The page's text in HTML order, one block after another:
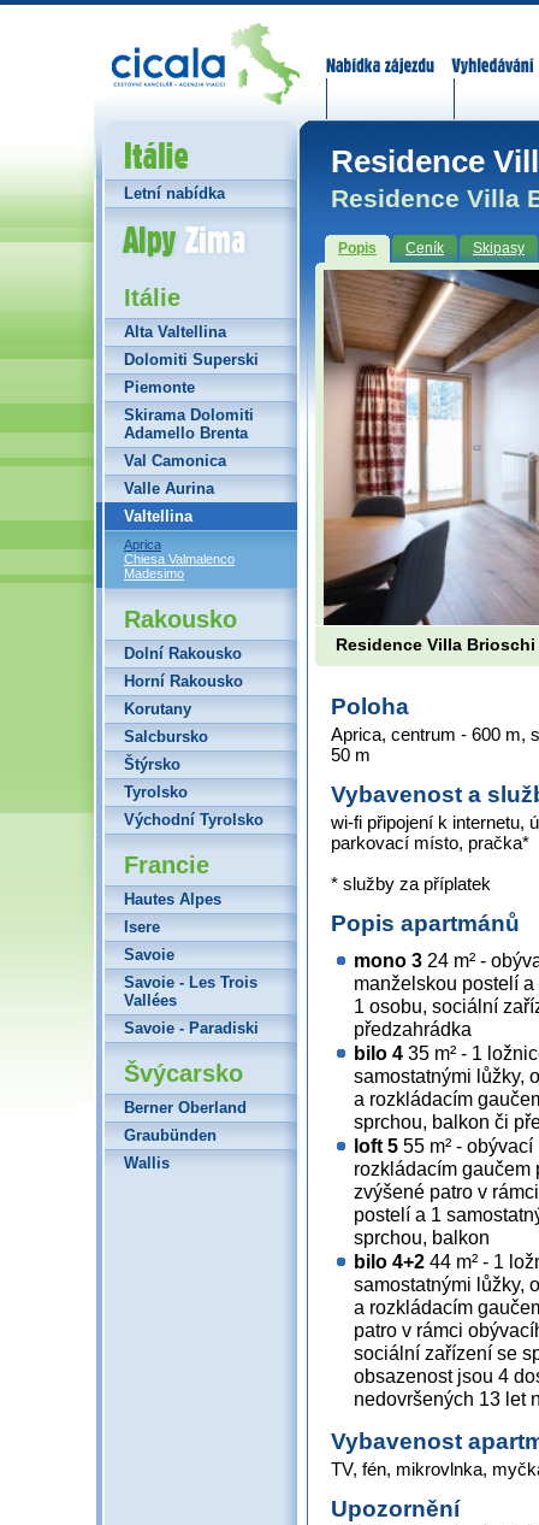
Residence
Residence Villa
Popis Ceník Skipasy
Residence Villa Brioschi
Poloha
Aprica, centrum - 600 m,
50 m
Vybavenost a
wi-fi připojení k internetu,
parkovací místo, pračka*
* služby za příplatek
Popis apartmánů
mono 3 24 m² -
manželskou postelí
1 osobu, sociální
předzahrádka
bilo 4 35 m² - 1
samostatnými lůžky,
a rozkládacím
sprchou, balkon či
loft 5 55 m² -
rozkládacím gaučem
zvýšené patro v
postelí a 1
sprchou, balkon
bilo 4+2 44 m² - 1
samostatnými lůžky,
a rozkládacím
patro v rámci
sociální zařízení se
obsazenost jsou 4
nedovršených 13 let
Vybavenost
TV, fén, mikrovlnka,
Upozornění
Itálie
Letní nabídka
Alpy Zima
Itálie
Alta Valtellina
Dolomiti Superski
Piemonte
Skirama Dolomiti
Adamello Brenta
Val Camonica
Valle Aurina
Valtellina
Aprica
Chiesa Valmalenco
Madesimo
Rakousko
Dolní Rakousko
Horní Rakousko
Korutany
Salcbursko
Štýrsko
Tyrolsko
Východní Tyrolsko
Francie
Hautes Alpes
Isere
Savoie
Savoie - Les Trois
Vallées
Savoie - Paradiski
Švýcarsko
Berner Oberland
Graubünden
Wallis